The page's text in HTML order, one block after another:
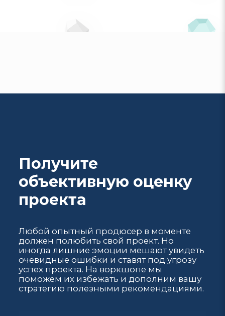
Получите
объективную оценку
проекта
Любой опытный продюсер в моменте
должен полюбить свой проект. Но
иногда лишние эмоции мешают увидеть
очевидные ошибки и ставят под угрозу
успех проекта. На воркшопе мы
поможем их избежать и дополним вашу
стратегию полезными рекомендациями.